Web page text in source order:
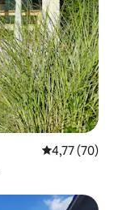
4,77 (70)